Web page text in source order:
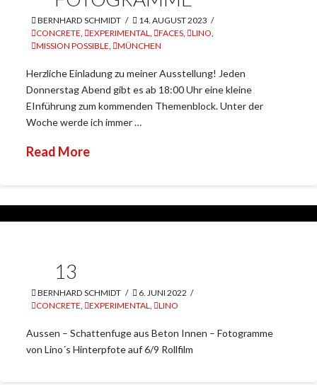
BERNHARD SCHMIDT
14. AUGUST 2023
CONCRETE, EXPERIMENTAL, FACES, LINO,
MISSION POSSIBLE, MÜNCHEN
Herzliche Einladung zu meiner Ausstellung! Jeden
Donnerstag Abend gibt es ab 18:00 Uhr eine kleine
EInführung zum kommenden Themenblock. Unter der
Woche werde ich immer …
Read More
13
BERNHARD SCHMIDT
6. JUNI 2022
CONCRETE, EXPERIMENTAL, LINO
Aussen – Schattenfuge aus Beton Innen – Fotogramme
von Lino´s Hinterpfote auf 6/9 Rollfilm